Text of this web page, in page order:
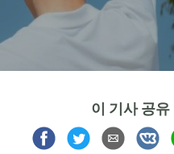
이 기사 공유